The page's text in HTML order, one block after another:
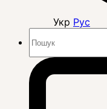
Укр Рус